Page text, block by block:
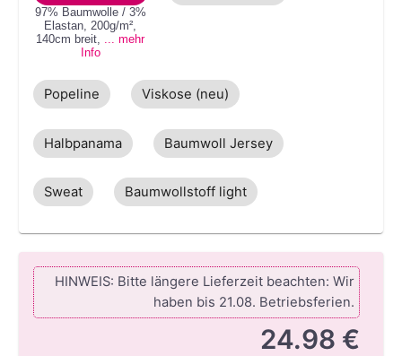
97% Baumwolle / 3%
Elastan 200g/m²
140cm breit
... mehr
Info
Popeline Viskose (neu)
Halbpanama Baumwoll Jersey
Sweat Baumwollstoff light
HINWEIS: Bitte längere Lieferzeit beachten: Wir
haben bis 21.08. Betriebsferien.
24.98 €